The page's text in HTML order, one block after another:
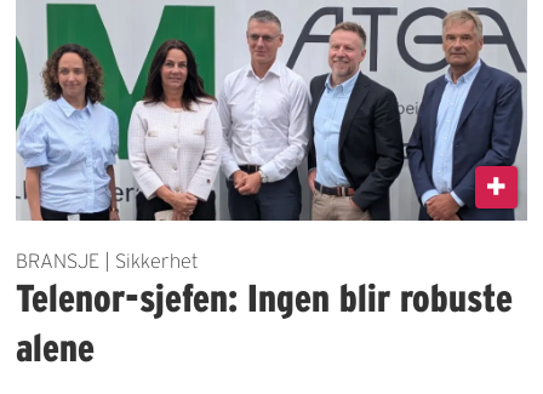
BRANSJE | Sikkerhet
Telenor-sjefen: Ingen blir robuste
alene